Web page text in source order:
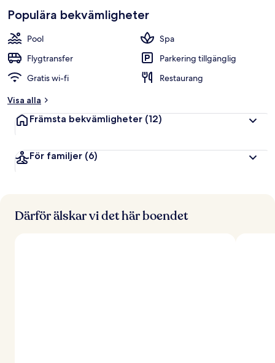
b
r
e
Populära bekvämligheter
Pool
Spa
Flygtransfer
Parkering tillgänglig
Gratis wi-fi
Restaurang
Visa alla
Främsta bekvämligheter (12)
För familjer (6)
Därför älskar vi det här boendet